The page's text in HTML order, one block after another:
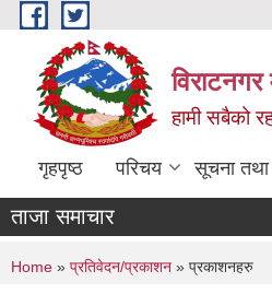
Skip to main content
विराटनगर
हामी सबैको
गृहपृष्ठ परिचय सूचना तथा
ताजा समाचार
You are here
Home » प्रतिवेदन/प्रकाशन » प्रकाशनहरु